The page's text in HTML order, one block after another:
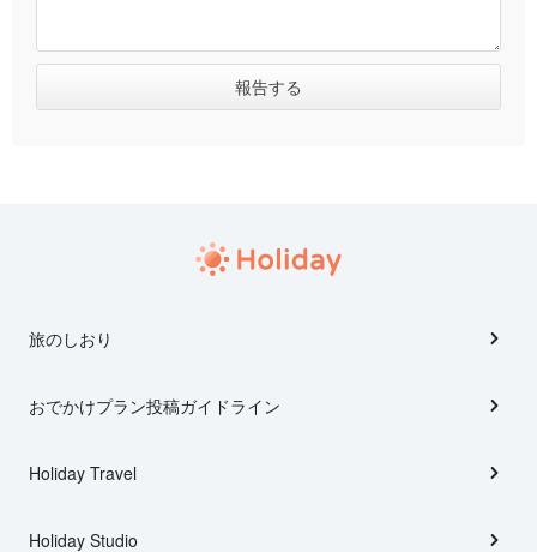
旅のしおり
おでかけプラン投稿ガイドライン
Holiday Travel
Holiday Studio